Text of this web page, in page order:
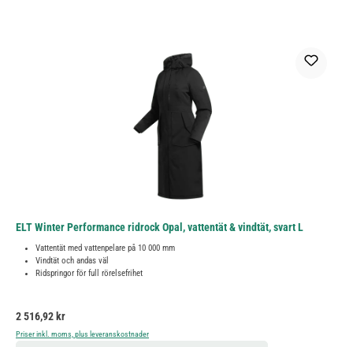
ELT Winter Performance ridrock Opal, vattentät & vindtät, svart L
Vattentät med vattenpelare på 10 000 mm
Vindtät och andas väl
Ridspringor för full rörelsefrihet
Ordinarie pris:
2 516,92 kr
Priser inkl. moms, plus leveranskostnader